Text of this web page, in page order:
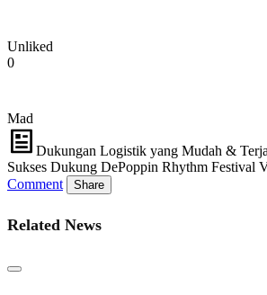
Unliked
0
Mad
Dukungan Logistik yang Mudah &
Sukses Dukung DePoppin Rhythm Festival
Comment
Share
Related News